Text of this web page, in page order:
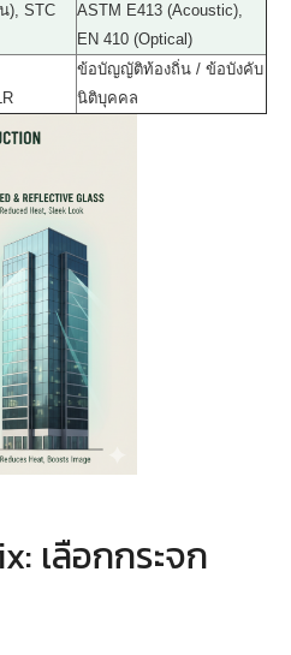
), STC
ASTM E413 (Acoustic),
EN 410 (Optical)
ข้อบัญญัติท้องถิ่น / ข้อบังคับ
นิติบุคคล
เลือกกระจก